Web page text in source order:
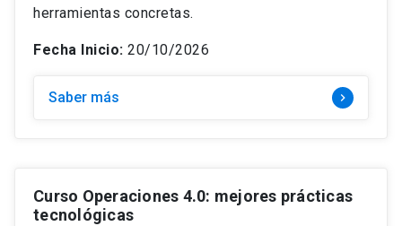
herramientas concretas.
Fecha Inicio: 20/10/2026
Saber más keyboard_arrow_right
Curso Operaciones 4.0: mejores prácticas
tecnológicas